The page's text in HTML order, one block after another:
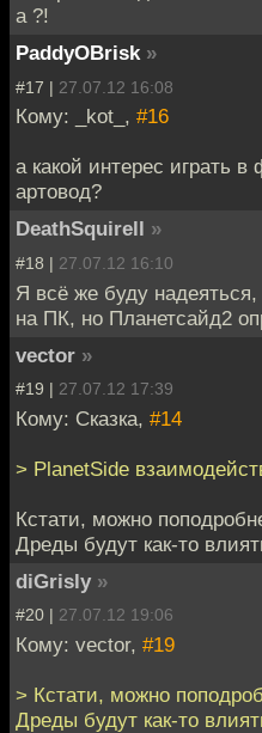
а ?!
PaddyOBrisk »
#17 | 27.07.12 16:08
Кому: _kot_, #16
а какой интерес играть
артовод?
DeathSquirell »
#18 | 27.07.12 16:10
Я всё же буду
на ПК, но Планетсайд2
vector »
#19 | 27.07.12 17:39
Кому: Сказка, #14
> PlanetSide
Кстати, можно
Дреды будут как-то
diGrisly »
#20 | 27.07.12 19:06
Кому: vector, #19
> Кстати, можно
Дреды будут как-то